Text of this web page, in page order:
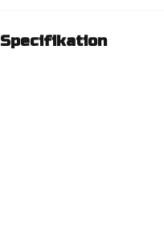
Specifikation